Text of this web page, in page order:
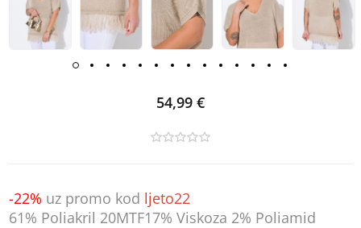
54,99 €
-22% uz promo kod ljeto22
61% Poliakril 20MTF17% Viskoza 2% Poliamid